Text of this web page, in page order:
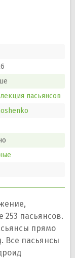
пасьянсов
253 пасьянсов.
прямо
Все пасьянсы